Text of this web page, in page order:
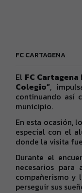
FC CARTAGENA
El FC Cartagena
Colegio”,
continuando así
municipio.
En esta ocasión,
especial con el
donde la visita
Durante el
necesarios
compañerismo y
perseguir sus